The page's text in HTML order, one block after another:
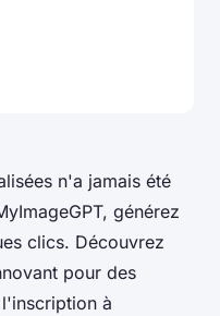
n'a jamais été
générez
clics. Découvrez
pour des
à